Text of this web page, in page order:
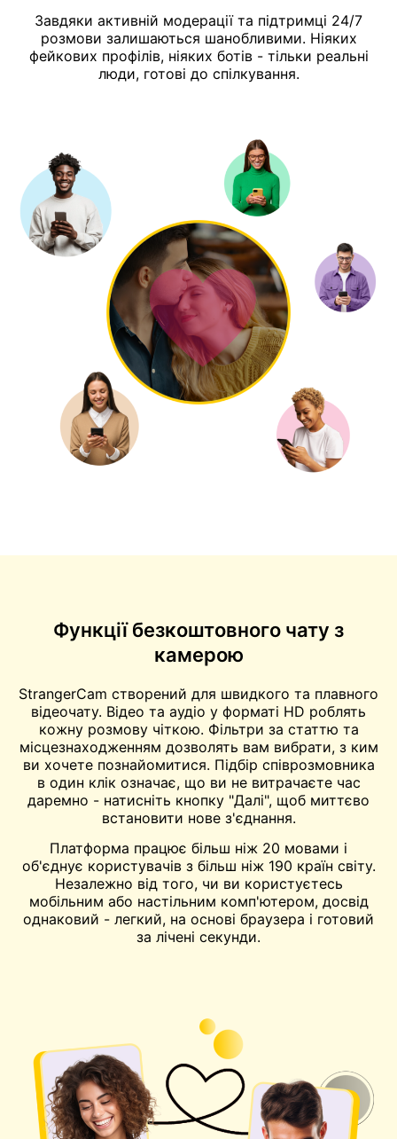
Завдяки активній модерації та підтримці 24/7
розмови залишаються шанобливими. Ніяких
фейкових профілів, ніяких ботів - тільки реальні
люди, готові до спілкування.
Функції безкоштовного чату з
камерою
StrangerCam створений для швидкого та плавного
відеочату. Відео та аудіо у форматі HD роблять
кожну розмову чіткою. Фільтри за статтю та
місцезнаходженням дозволять вам вибрати, з ким
ви хочете познайомитися. Підбір співрозмовника
в один клік означає, що ви не витрачаєте час
даремно - натисніть кнопку "Далі", щоб миттєво
встановити нове з'єднання.
Платформа працює більш ніж 20 мовами і
об'єднує користувачів з більш ніж 190 країн світу.
Незалежно від того, чи ви користуєтесь
мобільним або настільним комп'ютером, досвід
однаковий - легкий, на основі браузера і готовий
за лічені секунди.